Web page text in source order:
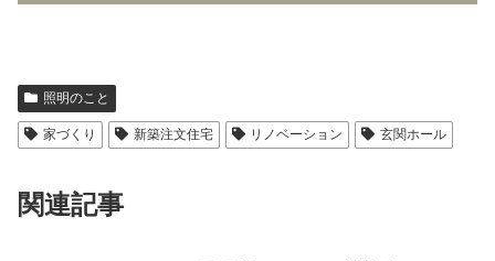
照明のこと
家づくり 新築注文住宅 リノベーション 玄関ホール
関連記事